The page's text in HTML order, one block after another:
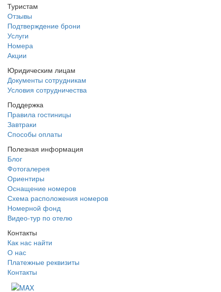
Туристам
Отзывы
Подтверждение брони
Услуги
Номера
Акции
Юридическим лицам
Документы сотрудникам
Условия сотрудничества
Поддержка
Правила гостиницы
Завтраки
Способы оплаты
Полезная информация
Блог
Фотогалерея
Ориентиры
Оснащение номеров
Схема расположения номеров
Номерной фонд
Видео-тур по отелю
Контакты
Как нас найти
О нас
Платежные реквизиты
Контакты